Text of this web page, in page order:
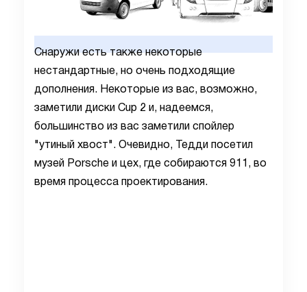
Снаружи есть также некоторые
нестандартные, но очень подходящие
дополнения. Некоторые из вас, возможно,
заметили диски Cup 2 и, надеемся,
большинство из вас заметили спойлер
"утиный хвост". Очевидно, Тедди посетил
музей Porsche и цех, где собираются 911, во
время процесса проектирования.